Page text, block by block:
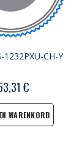
1232PXU-CH-Y
€
WARENKORB